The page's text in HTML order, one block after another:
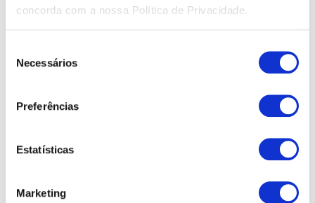
concorda com a nossa Política de Privacidade.
Necessários
Preferências
Estatísticas
Marketing